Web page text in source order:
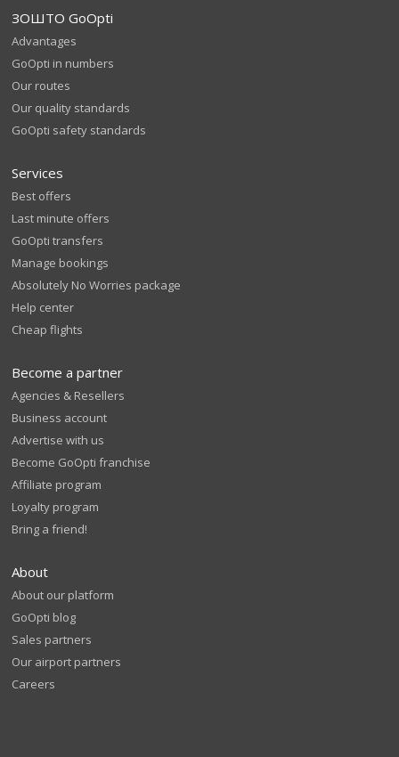
ЗОШТО GoOpti
Advantages
GoOpti in numbers
Our routes
Our quality standards
GoOpti safety standards
Services
Best offers
Last minute offers
GoOpti transfers
Manage bookings
Absolutely No Worries package
Help center
Cheap flights
Become a partner
Agencies & Resellers
Business account
Advertise with us
Become GoOpti franchise
Affiliate program
Loyalty program
Bring a friend!
About
About our platform
GoOpti blog
Sales partners
Our airport partners
Careers